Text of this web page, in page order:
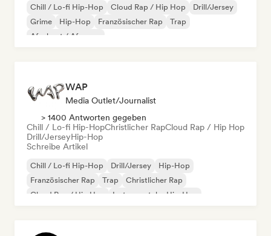
Chill / Lo-fi Hip-Hop Cloud Rap / Hip Hop
Drill/Jersey
Grime
Hip-Hop Französischer Rap
Trap
Afrobeat / Afropop
WAP
Media Outlet/Journalist
> 1400 Antworten gegeben
Chill / Lo-fi Hip-HopChristlicher RapCloud Rap / Hip Hop
Drill/JerseyHip-Hop
Schreibe Artikel
Chill / Lo-fi Hip-Hop Drill/Jersey
Hip-Hop
Französischer Rap
Trap
Christlicher Rap
Cloud Rap / Hip Hop
Instrumentaler Hip-Hop